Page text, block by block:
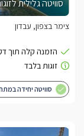
סוויטה גלילית
צימר בצפון, עבדון
סוויטה יחידה